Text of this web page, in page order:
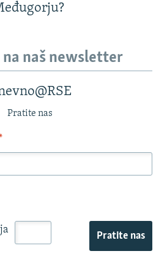
naš newsletter
Pratite nas
*
Pratite nas